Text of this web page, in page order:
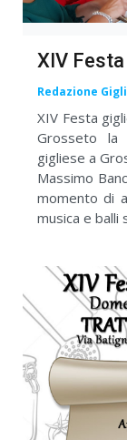
XIV
Redazione
XIV Festa
Grosseto la
gigliese a
Massimo
momento di
musica e balli